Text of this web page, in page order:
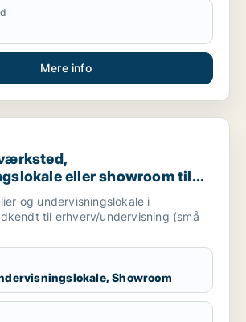
Mere info
undervisningslokale eller showroom
eller showroom til
K, Vesterbro eller
m.fl.
og undervisningslokale i
til erhverv/undervisning (små
Showroom